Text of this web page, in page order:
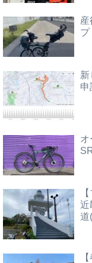
産
プ
新
申
オ
近
道